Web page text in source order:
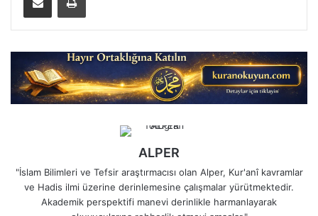
ALPER
"İslam Bilimleri ve Tefsir araştırmacısı olan Alper, Kur'anî kavramlar
ve Hadis ilmi üzerine derinlemesine çalışmalar yürütmektedir.
Akademik perspektifi manevi derinlikle harmanlayarak